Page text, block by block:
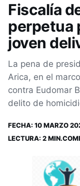
Fiscalía
perpetua
joven
La pena de
Arica, en el
contra Eudomar
delito de
FECHA: 10 MARZO
LECTURA: 2 MIN.